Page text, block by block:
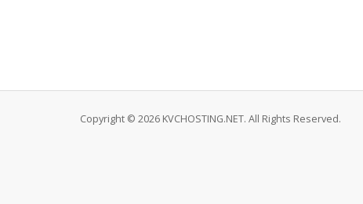
Copyright © 2026 KVCHOSTING.NET. All Rights Reserved.